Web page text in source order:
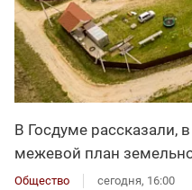
В Госдуме рассказали,
межевой план
Общество сегодня, 16:00